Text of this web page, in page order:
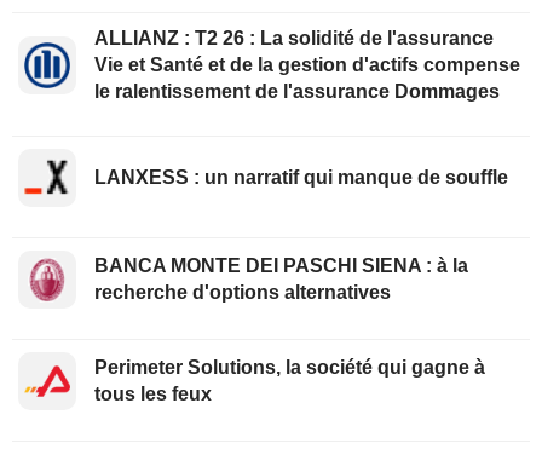
ALLIANZ : T2 26 : La solidité de l'assurance
Vie et Santé et de la gestion d'actifs compense
le ralentissement de l'assurance Dommages
LANXESS : un narratif qui manque de souffle
BANCA MONTE DEI PASCHI SIENA : à la
recherche d'options alternatives
Perimeter Solutions, la société qui gagne à
tous les feux